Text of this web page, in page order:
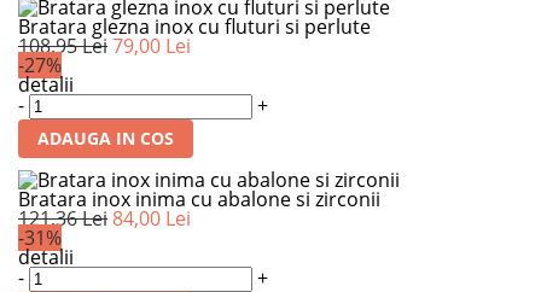
Bratara glezna inox cu fluturi si perlute
108,95 Lei79,00 Lei
-27%
detalii
- +
ADAUGA IN COS
Bratara inox inima cu abalone si zirconii
121,36 Lei 84,00 Lei
-31%
detalii
- +